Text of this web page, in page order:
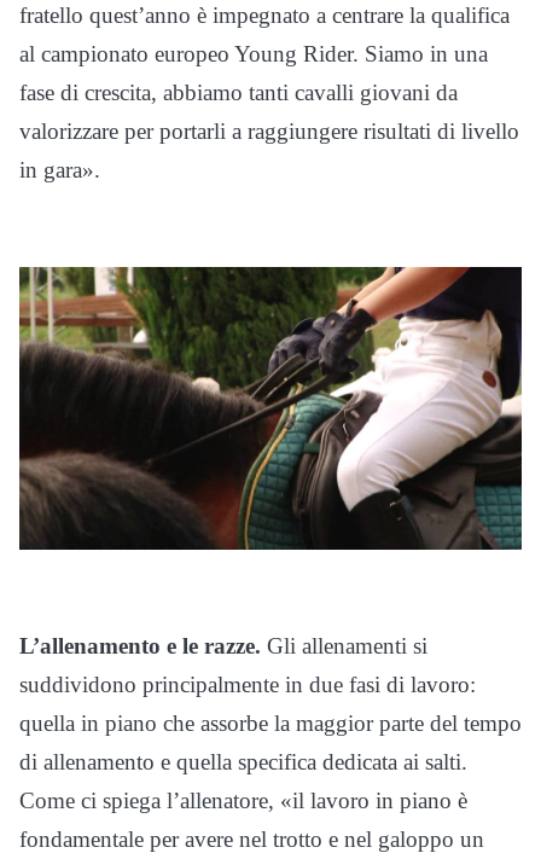
fratello quest’anno è impegnato a centrare la qualifica
al campionato europeo Young Rider. Siamo in una
fase di crescita, abbiamo tanti cavalli giovani da
valorizzare per portarli a raggiungere risultati di livello
in gara».
L’allenamento e le razze. Gli allenamenti si
suddividono principalmente in due fasi di lavoro:
quella in piano che assorbe la maggior parte del tempo
di allenamento e quella specifica dedicata ai salti.
Come ci spiega l’allenatore, «il lavoro in piano è
fondamentale per avere nel trotto e nel galoppo un